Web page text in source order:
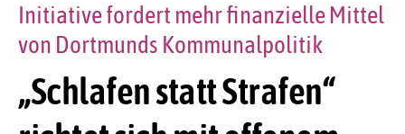
„Schlafen statt Strafen“
Initiative fordert mehr finanzielle Mittel
von Dortmunds Kommunalpolitik